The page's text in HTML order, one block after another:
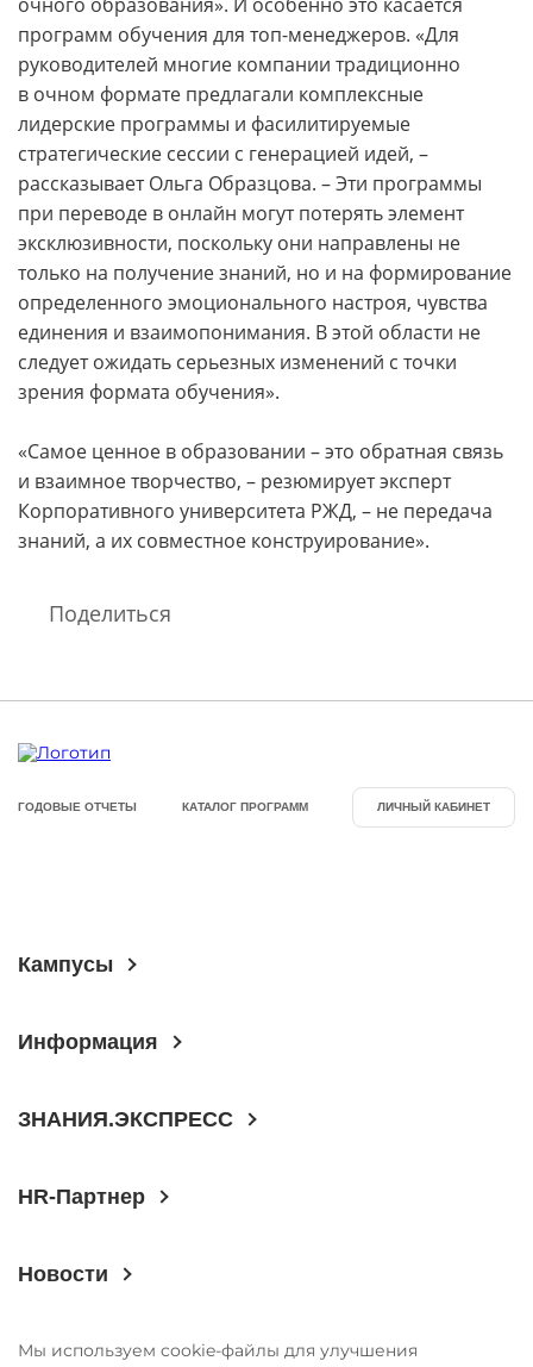
программ обучения для топ-менеджеров. «Для
руководителей многие компании традиционно
в очном формате предлагали комплексные
лидерские программы и фасилитируемые
стратегические сессии с генерацией идей, –
рассказывает Ольга Образцова. – Эти программы
при переводе в онлайн могут потерять элемент
эксклюзивности, поскольку они направлены не
только на получение знаний, но и на формирование
определенного эмоцио­нального настроя, чувства
единения и взаимопонимания. В этой области не
следует ожидать серьезных изменений с точки
зрения формата обучения».
«Самое ценное в образовании – это обратная связь
и взаимное творчество, – резюмирует эксперт
Корпоративного университета РЖД, – не передача
знаний, а их совместное конструирование».
Поделиться
ГОДОВЫЕ ОТЧЕТЫ КАТАЛОГ ПРОГРАММ ЛИЧНЫЙ КАБИНЕТ
Кампусы
Информация
ЗНАНИЯ.ЭКСПРЕСС
HR-Партнер
Новости
Мы используем cookie-файлы для улучшения